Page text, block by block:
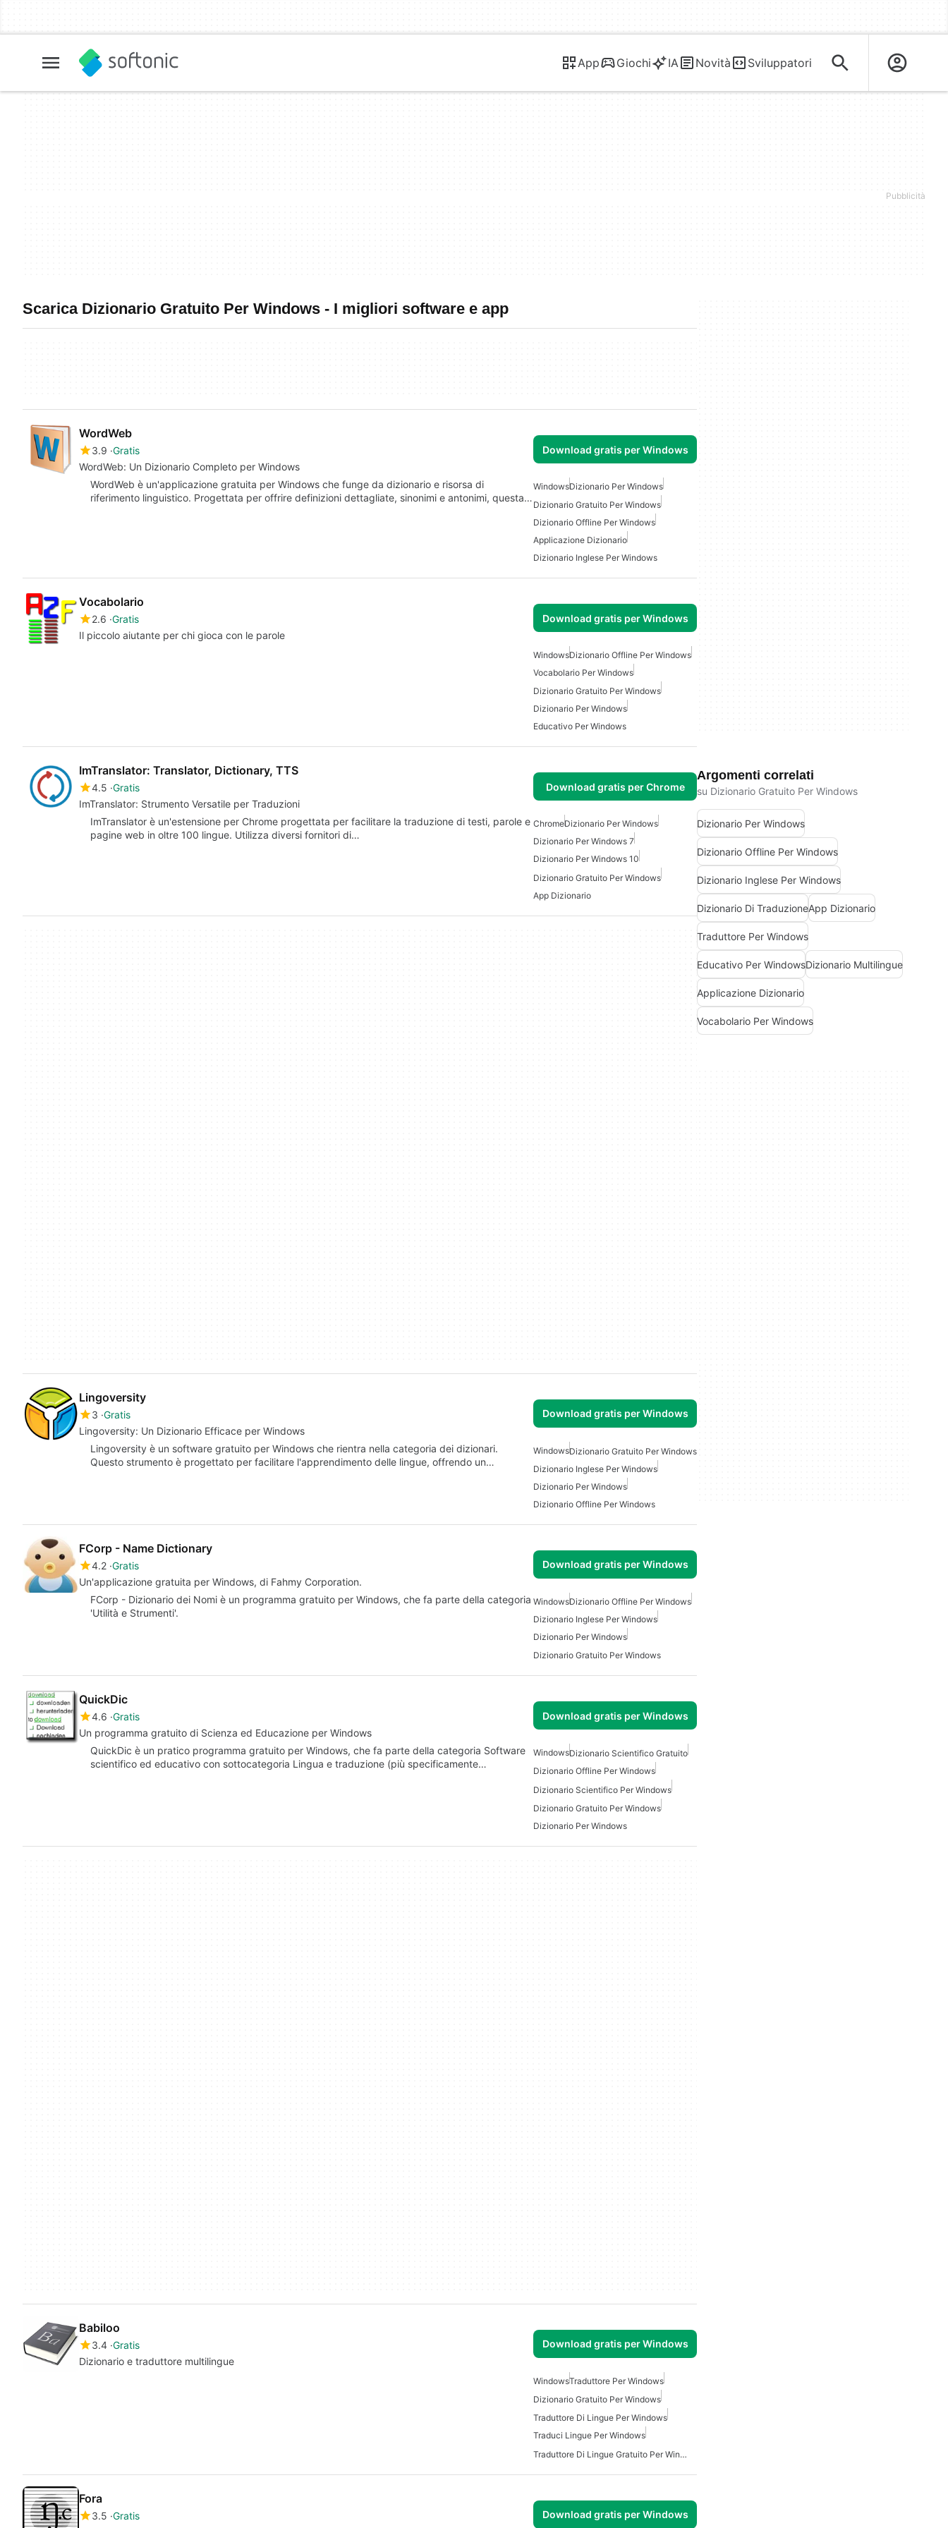
App Giochi IA Novità Sviluppatori
Scarica Dizionario Gratuito Per Windows - I migliori software e app
WordWeb
3.9 Gratis
WordWeb: Un Dizionario Completo per Windows
Download gratis per Windows
WordWeb è un'applicazione gratuita per Windows che funge da dizionario e risorsa di
riferimento linguistico. Progettata per offrire definizioni dettagliate, sinonimi e antonimi, questa…
WindowsDizionario Per Windows
Dizionario Gratuito Per Windows
Dizionario Offline Per Windows
Applicazione Dizionario
Dizionario Inglese Per Windows
Vocabolario
2.6 Gratis
Il piccolo aiutante per chi gioca con le parole
Download gratis per Windows
WindowsDizionario Offline Per Windows
Vocabolario Per Windows
Dizionario Gratuito Per Windows
Dizionario Per Windows
Educativo Per Windows
ImTranslator: Translator, Dictionary, TTS
4.5 Gratis
ImTranslator: Strumento Versatile per Traduzioni
Download gratis per Chrome
ImTranslator è un'estensione per Chrome progettata per facilitare la traduzione di testi, parole e
pagine web in oltre 100 lingue. Utilizza diversi fornitori di…
ChromeDizionario Per Windows
Dizionario Per Windows 7
Dizionario Per Windows 10
Dizionario Gratuito Per Windows
App Dizionario
Lingoversity
3 Gratis
Lingoversity: Un Dizionario Efficace per Windows
Download gratis per Windows
Lingoversity è un software gratuito per Windows che rientra nella categoria dei dizionari.
Questo strumento è progettato per facilitare l'apprendimento delle lingue, offrendo un…
WindowsDizionario Gratuito Per Windows
Dizionario Inglese Per Windows
Dizionario Per Windows
Dizionario Offline Per Windows
FCorp - Name Dictionary
4.2 Gratis
Un'applicazione gratuita per Windows, di Fahmy Corporation.
Download gratis per Windows
FCorp - Dizionario dei Nomi è un programma gratuito per Windows, che fa parte della categoria
'Utilità e Strumenti'.
WindowsDizionario Offline Per Windows
Dizionario Inglese Per Windows
Dizionario Per Windows
Dizionario Gratuito Per Windows
QuickDic
4.6 Gratis
Un programma gratuito di Scienza ed Educazione per Windows
Download gratis per Windows
QuickDic è un pratico programma gratuito per Windows, che fa parte della categoria Software
scientifico ed educativo con sottocategoria Lingua e traduzione (più specificamente…
WindowsDizionario Scientifico Gratuito
Dizionario Offline Per Windows
Dizionario Scientifico Per Windows
Dizionario Gratuito Per Windows
Dizionario Per Windows
Babiloo
3.4 Gratis
Dizionario e traduttore multilingue
Download gratis per Windows
WindowsTraduttore Per Windows
Dizionario Gratuito Per Windows
Traduttore Di Lingue Per Windows
Traduci Lingue Per Windows
Traduttore Di Lingue Gratuito Per Windows
Fora
3.5 Gratis
Download gratis per Windows
Argomenti correlati
su Dizionario Gratuito Per Windows
Dizionario Per Windows
Dizionario Offline Per Windows
Dizionario Inglese Per Windows
Dizionario Di TraduzioneApp Dizionario
Traduttore Per Windows
Educativo Per WindowsDizionario Multilingue
Applicazione Dizionario
Vocabolario Per Windows